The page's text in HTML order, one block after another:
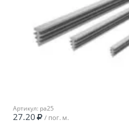
Артикул: pa25
27.20 / пог. м.